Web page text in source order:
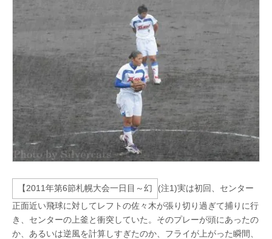
(注1)実は初回、センター
正面近い飛球に対してレフトの佐々木が張り切り過ぎて捕りに行
き、センターの上釜と衝突していた。そのプレーが頭にあったの
か、あるいは逆風を計算しすぎたのか、フライが上がった瞬間、